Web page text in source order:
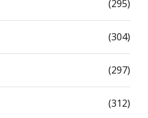
(295)
(304)
(297)
(312)